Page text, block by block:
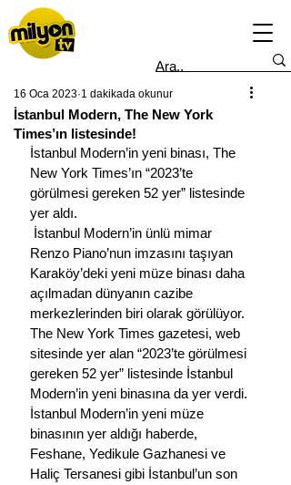
İstanbul Modern, The New York
Times’ın listesinde!
16 Oca 2023 1 dakikada okunur
İstanbul Modern’in yeni binası, The
New York Times’ın “2023’te
görülmesi gereken 52 yer” listesinde
yer aldı.
Renzo Piano’nun imzasını taşıyan
Karaköy’deki yeni müze binası daha
açılmadan dünyanın cazibe
merkezlerinden biri olarak görülüyor.
The New York Times gazetesi, web
sitesinde yer alan “2023’te görülmesi
gereken 52 yer” listesinde İstanbul
Modern’in yeni binasına da yer verdi.
İstanbul Modern’in yeni müze
binasının yer aldığı haberde,
Feshane, Yedikule Gazhanesi ve
Haliç Tersanesi gibi İstanbul’un son